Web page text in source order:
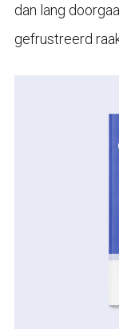
dan lang
gefrustreerd